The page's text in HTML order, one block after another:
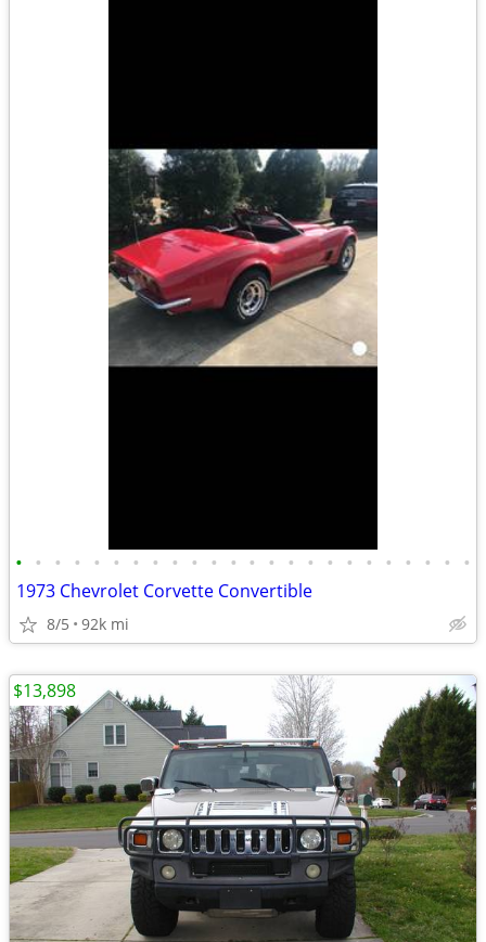
• • • • • • • • • • • • • • • • • • • • • • • •
1973 Chevrolet Corvette Convertible
8/5 92k mi
$13,898